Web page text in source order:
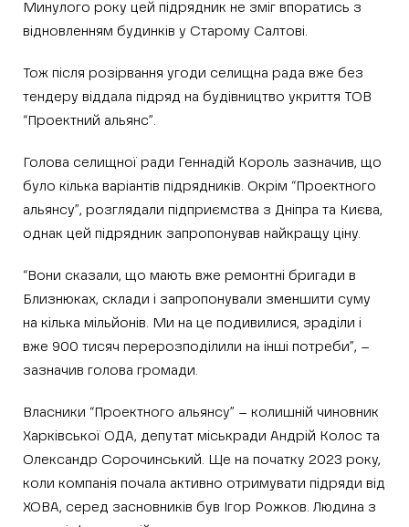
Минулого року цей підрядник не зміг впоратись з
відновленням будинків у Старому Салтові.
Тож після розірвання угоди селищна рада вже без
тендеру віддала підряд на будівництво укриття ТОВ
“Проектний альянс”.
Голова селищної ради Геннадій Король зазначив, що
було кілька варіантів підрядників. Окрім “Проектного
альянсу”, розглядали підприємства з Дніпра та Києва,
однак цей підрядник запропонував найкращу ціну.
“Вони сказали, що мають вже ремонтні бригади в
Близнюках, склади і запропонували зменшити суму
на кілька мільйонів. Ми на це подивилися, зраділи і
вже 900 тисяч перерозподілили на інші потреби”, –
зазначив голова громади.
Власники “Проектного альянсу” – колишній чиновник
Харківської ОДА, депутат міськради Андрій Колос та
Олександр Сорочинський. Ще на початку 2023 року,
коли компанія почала активно отримувати підряди від
ХОВА, серед засновників був Ігор Рожков. Людина з